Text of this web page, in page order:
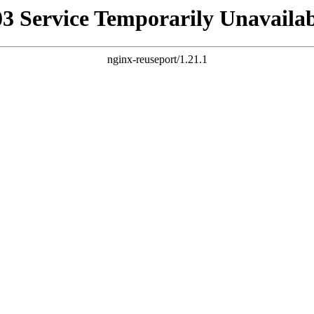
Service Temporarily
nginx-reuseport/1.21.1